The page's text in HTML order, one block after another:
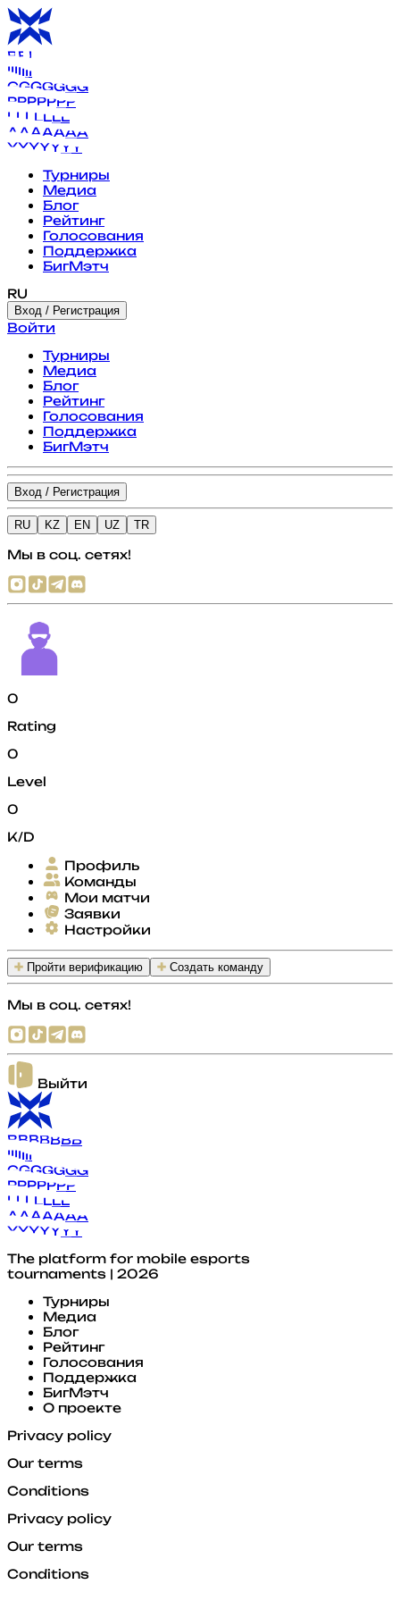
B B B
IIIIIII
GGGGGGG
PPPPPPP
L L L LLLL
A AAAAAA
YYYYY Y Y
Турниры
Медиа
Блог
Рейтинг
Голосования
Поддержка
БигМэтч
RU
Вход / Регистрация
Войти
Турниры
Медиа
Блог
Рейтинг
Голосования
Поддержка
БигМэтч
Вход / Регистрация
RU KZ EN UZ TR
Мы в соц. сетях!
0
Rating
0
Level
0
K/D
Профиль
Команды
Мои матчи
Заявки
Настройки
Пройти верификацию Создать команду
Мы в соц. сетях!
Выйти
BBBBBBB
IIIIIII
GGGGGGG
PPPPPPP
L L L LLLL
A AAAAAA
YYYYY Y Y
The platform for mobile esports
tournaments | 2026
Турниры
Медиа
Блог
Рейтинг
Голосования
Поддержка
БигМэтч
О проекте
Privacy policy
Our terms
Conditions
Privacy policy
Our terms
Conditions